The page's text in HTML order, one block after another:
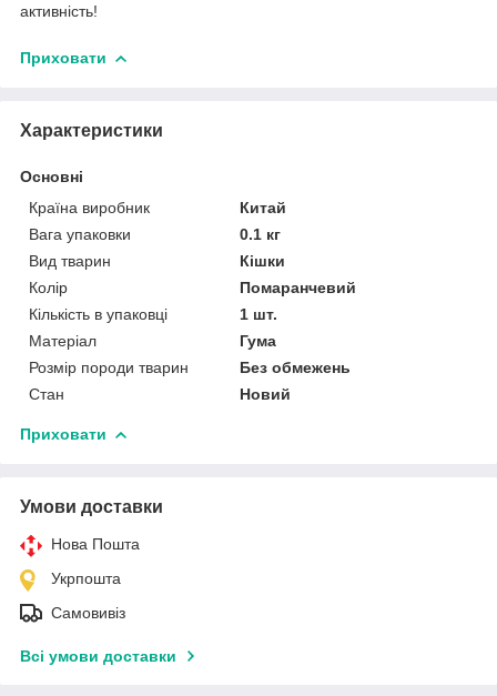
активність!
Приховати
Характеристики
Основні
Країна виробник
Китай
Вага упаковки
0.1 кг
Вид тварин
Кішки
Колір
Помаранчевий
Кількість в упаковці
1 шт.
Матеріал
Гума
Розмір породи тварин
Без обмежень
Стан
Новий
Приховати
Умови доставки
Нова Пошта
Укрпошта
Самовивіз
Всі умови доставки